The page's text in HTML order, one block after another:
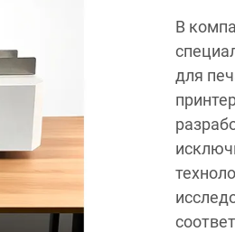
В
для